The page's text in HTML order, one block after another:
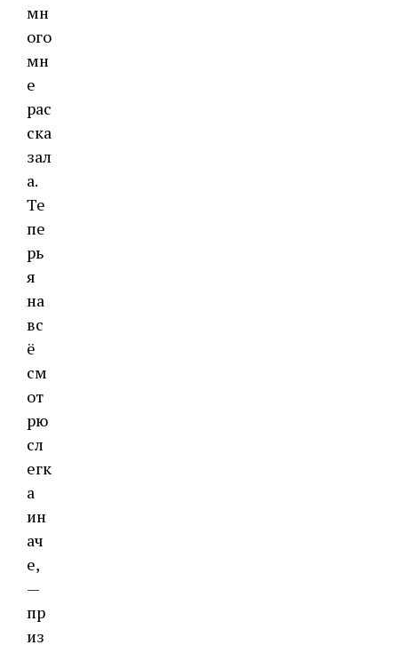
мн
ого
мн
е
рас
ска
зал
а.
Те
пе
рь
я
на
вс
ё
см
от
рю
сл
егк
а
ин
ач
е,
—
пр
из